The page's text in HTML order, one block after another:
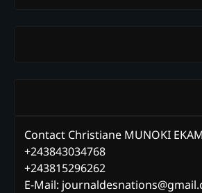
Contact Christiane MUNOKI
+243843034768
+243815296262
E-Mail: